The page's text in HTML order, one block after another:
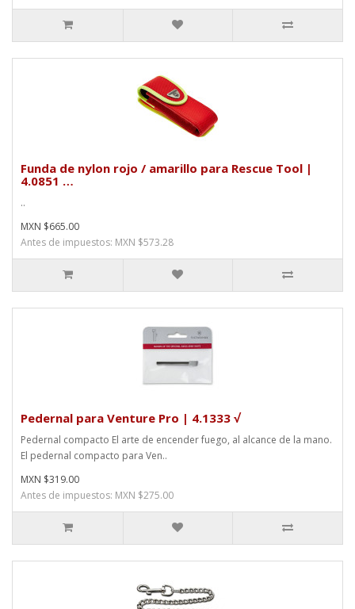
Funda de nylon rojo / amarillo para Rescue Tool |
4.0851 …
..
MXN $665.00
Antes de impuestos: MXN $573.28
Pedernal para Venture Pro | 4.1333 √
Pedernal compacto El arte de encender fuego, al alcance de la mano.
El pedernal compacto para Ven..
MXN $319.00
Antes de impuestos: MXN $275.00